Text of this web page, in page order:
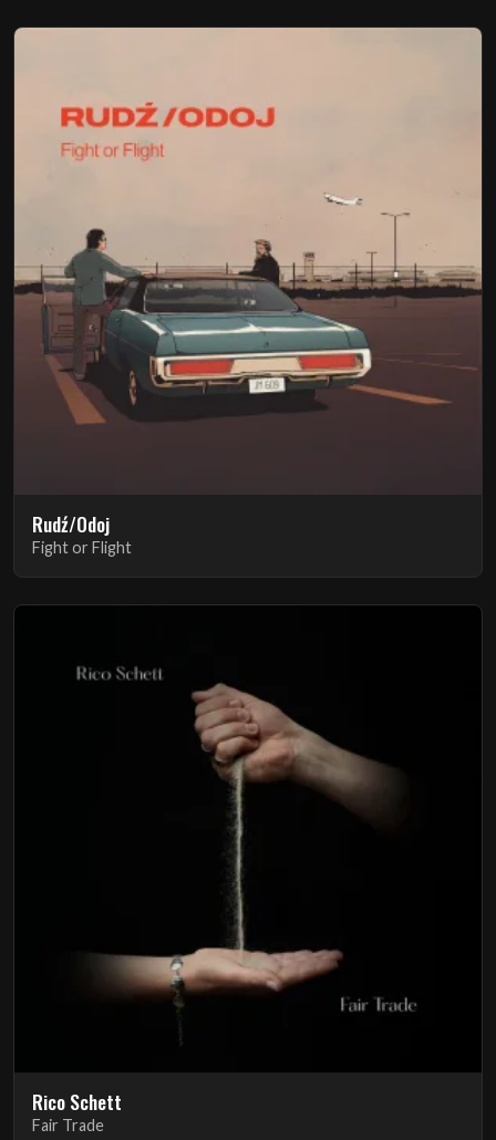
Rudź/Odoj
Fight or Flight
Rico Schett
Fair Trade